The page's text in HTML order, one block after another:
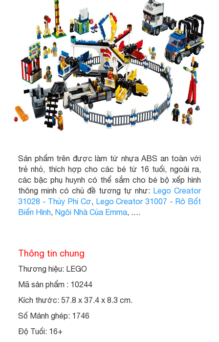
Sản phẩm trên được làm từ nhựa ABS an toàn với
trẻ nhỏ, thích hợp cho các bé từ 16 tuổi, ngoài ra,
các bậc phụ huynh có thể sắm cho bé bộ xếp hình
thông minh có chủ đề tương tự như: Lego Creator
31028 - Thủy Phi Cơ, Lego Creator 31007 - Rô Bốt
Biến Hình, Ngôi Nhà Của Emma, ….
Thông tin chung
Thương hiệu: LEGO
Mã sản phẩm : 10244
Kích thước: 57.8 x 37.4 x 8.3 cm.
Số Mảnh ghép: 1746
Độ Tuổi: 16+